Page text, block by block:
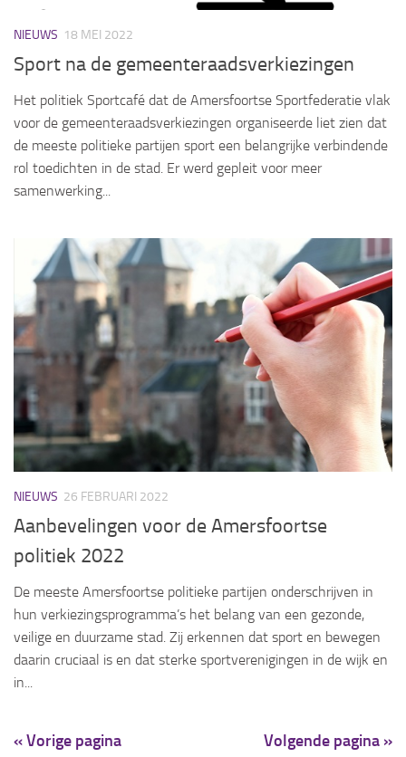
NIEUWS 18 MEI 2022
Sport na de gemeenteraadsverkiezingen
Het politiek Sportcafé dat de Amersfoortse Sportfederatie vlak
voor de gemeenteraadsverkiezingen organiseerde liet zien dat
de meeste politieke partijen sport een belangrijke verbindende
rol toedichten in de stad. Er werd gepleit voor meer
samenwerking...
NIEUWS 26 FEBRUARI 2022
Aanbevelingen voor de Amersfoortse
politiek 2022
De meeste Amersfoortse politieke partijen onderschrijven in
hun verkiezingsprogramma’s het belang van een gezonde,
veilige en duurzame stad. Zij erkennen dat sport en bewegen
daarin cruciaal is en dat sterke sportverenigingen in de wijk en
in...
« Vorige pagina Volgende pagina »